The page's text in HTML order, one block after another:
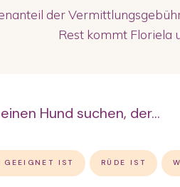
der
Rest kommt Floriela
Hund suchen, der...
GEEIGNET IST RÜDE IST